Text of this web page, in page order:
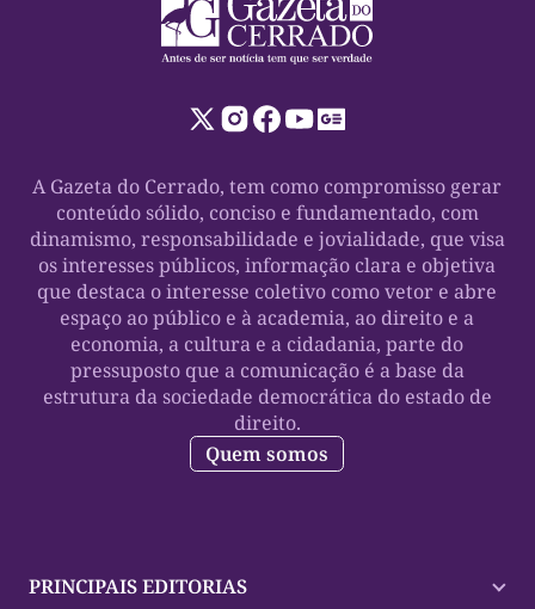
A Gazeta do Cerrado, tem como compromisso gerar
conteúdo sólido, conciso e fundamentado, com
dinamismo, responsabilidade e jovialidade, que visa
os interesses públicos, informação clara e objetiva
que destaca o interesse coletivo como vetor e abre
espaço ao público e à academia, ao direito e a
economia, a cultura e a cidadania, parte do
pressuposto que a comunicação é a base da
estrutura da sociedade democrática do estado de
direito.
Quem somos
PRINCIPAIS EDITORIAS